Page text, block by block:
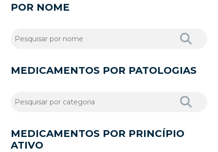
POR NOME
MEDICAMENTOS POR PATOLOGIAS
MEDICAMENTOS POR PRINCÍPIO
ATIVO